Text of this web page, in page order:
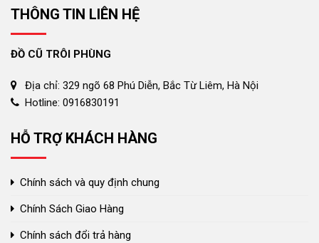
THÔNG TIN LIÊN HỆ
ĐỒ CŨ TRÔI PHÙNG
Địa chỉ: 329 ngõ 68 Phú Diễn, Bắc Từ Liêm, Hà Nội
Hotline: 0916830191
HỖ TRỢ KHÁCH HÀNG
Chính sách và quy định chung
Chính Sách Giao Hàng
Chính sách đổi trả hàng